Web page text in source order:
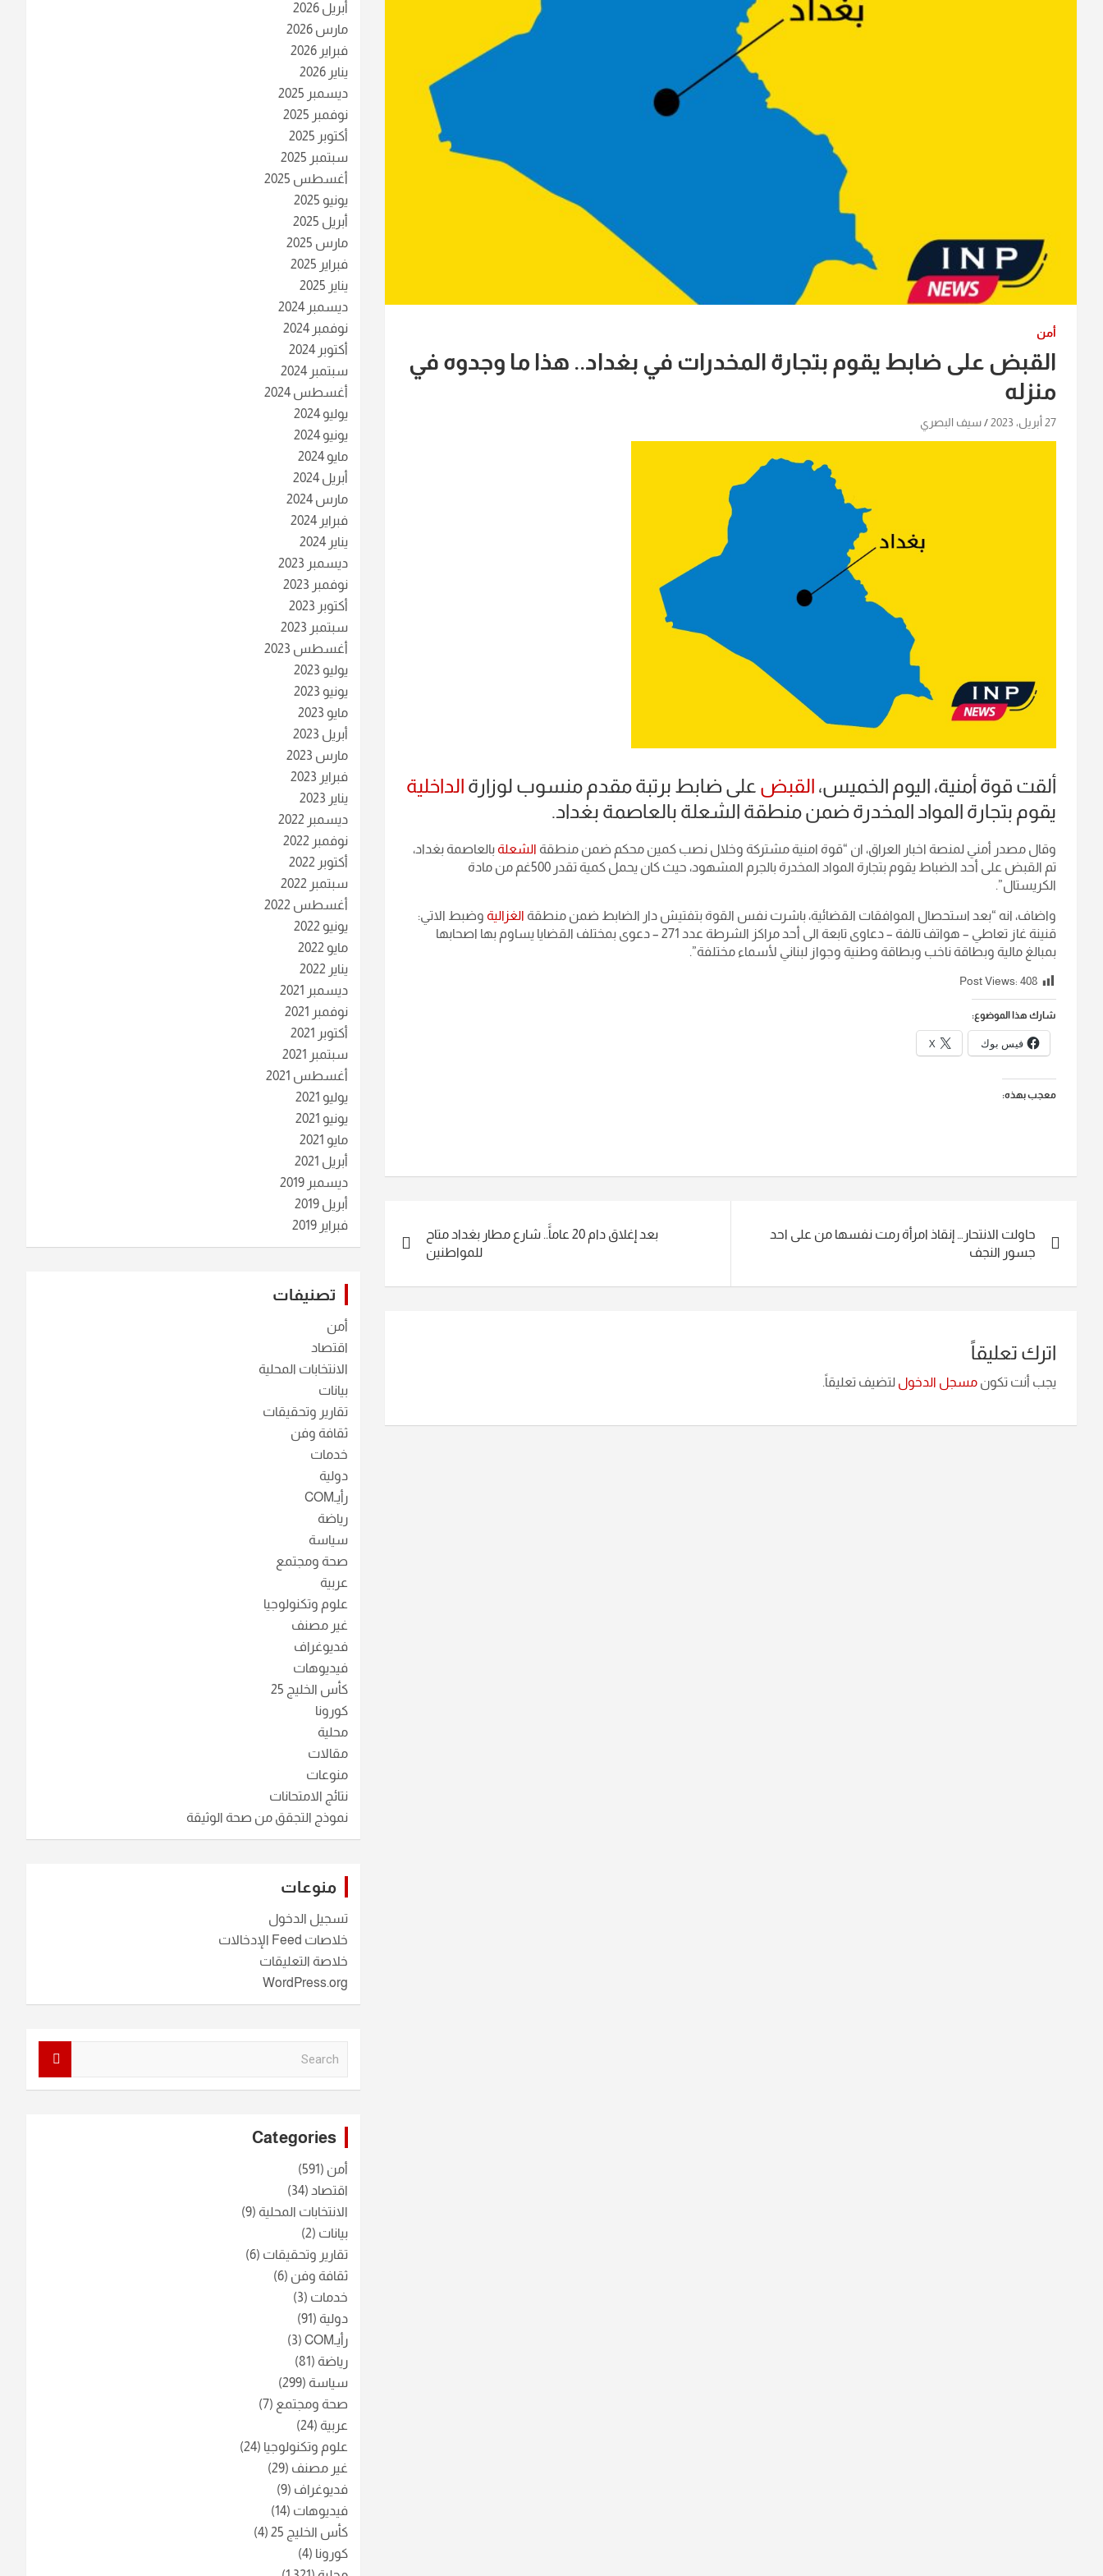
أمن
القبض على ضابط يقوم بتجارة المخدرات في بغداد.. هذا ما وجدوه في
منزله
27 أبريل، 2023 سيف البصري
ألقت قوة أمنية، اليوم الخميس، القبض على ضابط برتبة مقدم منسوب لوزارة الداخلية
يقوم بتجارة المواد المخدرة ضمن منطقة الشعلة بالعاصمة بغداد.
وقال مصدر أمني لمنصة اخبار العراق، ان “قوة امنية مشتركة وخلال نصب كمين محكم ضمن منطقة الشعلة بالعاصمة بغداد،
تم القبض على أحد الضباط يقوم بتجارة المواد المخدرة بالجرم المشهود، حيث كان يحمل كمية تقدر 500غم من مادة
الكريستال”.
واضاف، انه “بعد استحصال الموافقات القضائية، باشرت نفس القوة بتفتيش دار الضابط ضمن منطقة الغزالية وضبط الاتي:
قنينة غاز تعاطي – هواتف تالفة – دعاوى تابعة الى أحد مراكز الشرطة عدد 271 – دعوى بمختلف القضايا يساوم بها اصحابها
بمبالغ مالية وبطاقة ناخب وبطاقة وطنية وجواز لبناني لأسماء مختلفة”.
Post Views: 408
شارك هذا الموضوع:
فيس بوك X
معجب بهذه:
المقالات
حاولت الانتحار… إنقاذ امرأة رمت نفسها من على احد
جسور النجف
بعد إغلاق دام 20 عاماًَ.. شارع مطار بغداد متاح
للمواطنين
اترك تعليقاً
يجب أنت تكون مسجل الدخول لتضيف تعليقاً.
أبريل 2026
مارس 2026
فبراير 2026
يناير 2026
ديسمبر 2025
نوفمبر 2025
أكتوبر 2025
سبتمبر 2025
أغسطس 2025
يونيو 2025
أبريل 2025
مارس 2025
فبراير 2025
يناير 2025
ديسمبر 2024
نوفمبر 2024
أكتوبر 2024
سبتمبر 2024
أغسطس 2024
يوليو 2024
يونيو 2024
مايو 2024
أبريل 2024
مارس 2024
فبراير 2024
يناير 2024
ديسمبر 2023
نوفمبر 2023
أكتوبر 2023
سبتمبر 2023
أغسطس 2023
يوليو 2023
يونيو 2023
مايو 2023
أبريل 2023
مارس 2023
فبراير 2023
يناير 2023
ديسمبر 2022
نوفمبر 2022
أكتوبر 2022
سبتمبر 2022
أغسطس 2022
يونيو 2022
مايو 2022
يناير 2022
ديسمبر 2021
نوفمبر 2021
أكتوبر 2021
سبتمبر 2021
أغسطس 2021
يوليو 2021
يونيو 2021
مايو 2021
أبريل 2021
ديسمبر 2019
أبريل 2019
فبراير 2019
تصنيفات
أمن
اقتصاد
الانتخابات المحلية
بيانات
تقارير وتحقيقات
ثقافة وفن
خدمات
دولية
رأيـCOM
رياضة
سياسة
صحة ومجتمع
عربية
علوم وتكنولوجيا
غير مصنف
فديوغراف
فيديوهات
كأس الخليج 25
كورونا
محلية
مقالات
منوعات
نتائج الامتحانات
نموذج التجقق من صحة الوثيقة
منوعات
تسجيل الدخول
خلاصات Feed الإدخالات
خلاصة التعليقات
WordPress.org
Categories
أمن (591)
اقتصاد (34)
الانتخابات المحلية (9)
بيانات (2)
تقارير وتحقيقات (6)
ثقافة وفن (6)
خدمات (3)
دولية (91)
رأيـCOM
(3)
رياضة (81)
سياسة (299)
صحة ومجتمع (7)
عربية (24)
علوم وتكنولوجيا (24)
غير مصنف (29)
فديوغراف (9)
فيديوهات (14)
كأس الخليج 25
(4)
كورونا (4)